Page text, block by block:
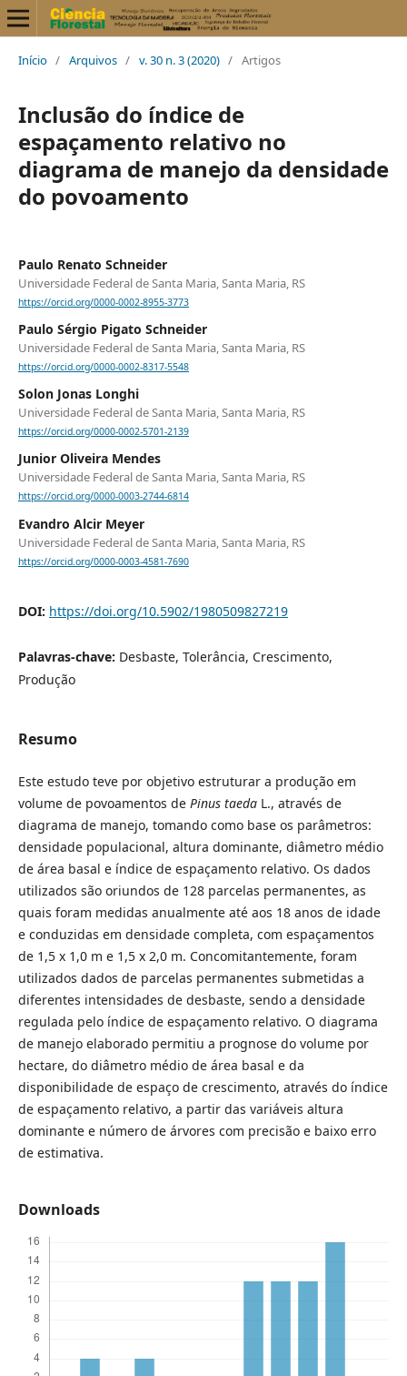
Início / Arquivos / v. 30 n. 3 (2020) / Artigos
Inclusão do índice de
espaçamento relativo no
diagrama de manejo da densidade
do povoamento
Paulo Renato Schneider
Universidade Federal de Santa Maria, Santa Maria, RS
https://orcid.org/0000-0002-8955-3773
Paulo Sérgio Pigato Schneider
Universidade Federal de Santa Maria, Santa Maria, RS
https://orcid.org/0000-0002-8317-5548
Solon Jonas Longhi
Universidade Federal de Santa Maria, Santa Maria, RS
https://orcid.org/0000-0002-5701-2139
Junior Oliveira Mendes
Universidade Federal de Santa Maria, Santa Maria, RS
https://orcid.org/0000-0003-2744-6814
Evandro Alcir Meyer
Universidade Federal de Santa Maria, Santa Maria, RS
https://orcid.org/0000-0003-4581-7690
DOI: https://doi.org/10.5902/1980509827219
Palavras-chave: Desbaste, Tolerância, Crescimento,
Produção
Resumo
Este estudo teve por objetivo estruturar a produção em
volume de povoamentos de Pinus taedaL., através de
diagrama de manejo, tomando como base os parâmetros:
densidade populacional, altura dominante, diâmetro médio
de área basal e índice de espaçamento relativo. Os dados
utilizados são oriundos de 128 parcelas permanentes, as
quais foram medidas anualmente até aos 18 anos de idade
e conduzidas em densidade completa, com espaçamentos
de 1,5 x 1,0 m e 1,5 x 2,0 m. Concomitantemente, foram
utilizados dados de parcelas permanentes submetidas a
diferentes intensidades de desbaste, sendo a densidade
regulada pelo índice de espaçamento relativo. O diagrama
de manejo elaborado permitiu a prognose do volume por
hectare, do diâmetro médio de área basal e da
disponibilidade de espaço de crescimento, através do índice
de espaçamento relativo, a partir das variáveis altura
dominante e número de árvores com precisão e baixo erro
de estimativa.
Downloads